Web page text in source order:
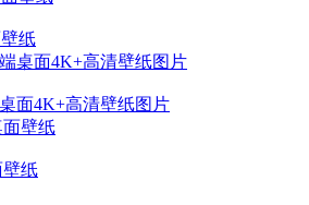
纸
面4K+高清壁纸图片
纸